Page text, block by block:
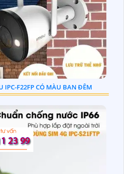
IPC-F22FP CÓ MÀU BAN ĐÊM